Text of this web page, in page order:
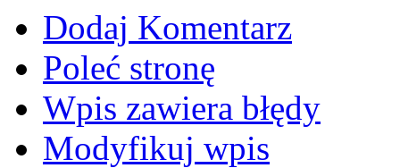
Dodaj Komentarz
Poleć stronę
Wpis zawiera błędy
Modyfikuj wpis